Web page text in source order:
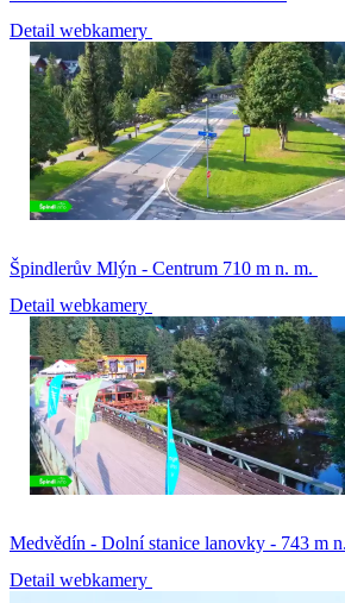
Detail webkamery
Špindlerův Mlýn - Centrum 710 m n. m.
Detail webkamery
Medvědín - Dolní stanice lanovky - 743 m
Detail webkamery